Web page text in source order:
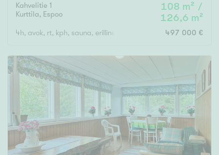
Kahvelitie 1
Kurttila, Espoo
108 m² /
126,6 m²
4h, avok, rt, kph, sauna, erillinen wc, khh, autotalli ja497 000 €